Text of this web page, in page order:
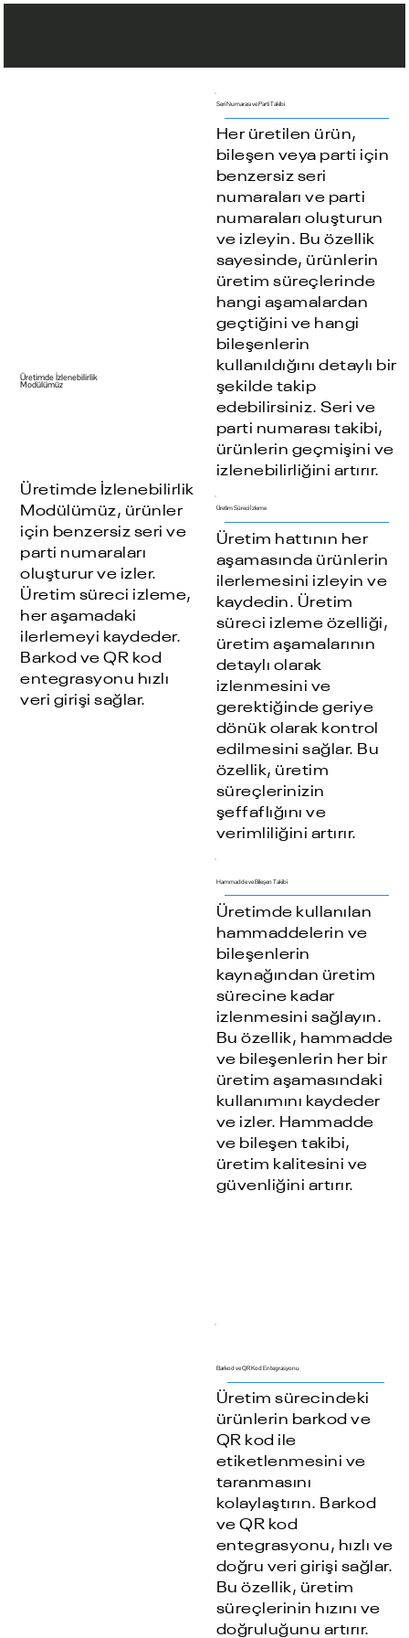
Üretimde İzlenebilirlik
Modülümüz
Üretimde İzlenebilirlik
Modülümüz, ürünler
için benzersiz seri ve
parti numaraları
oluşturur ve izler.
Üretim süreci izleme,
her aşamadaki
ilerlemeyi kaydeder.
Barkod ve QR kod
entegrasyonu hızlı
veri girişi sağlar.
Seri Numarası ve Parti Takibi
Her üretilen ürün,
bileşen veya parti için
benzersiz seri
numaraları ve parti
numaraları oluşturun
ve izleyin. Bu özellik
sayesinde, ürünlerin
üretim süreçlerinde
hangi aşamalardan
geçtiğini ve hangi
bileşenlerin
kullanıldığını detaylı bir
şekilde takip
edebilirsiniz. Seri ve
parti numarası takibi,
ürünlerin geçmişini ve
izlenebilirliğini artırır.
Üretim Süreci İzleme
Üretim hattının her
aşamasında ürünlerin
ilerlemesini izleyin ve
kaydedin. Üretim
süreci izleme özelliği,
üretim aşamalarının
detaylı olarak
izlenmesini ve
gerektiğinde geriye
dönük olarak kontrol
edilmesini sağlar. Bu
özellik, üretim
süreçlerinizin
şeffaflığını ve
verimliliğini artırır.
Hammadde ve Bileşen Takibi
Üretimde kullanılan
hammaddelerin ve
bileşenlerin
kaynağından üretim
sürecine kadar
izlenmesini sağlayın.
Bu özellik, hammadde
ve bileşenlerin her bir
üretim aşamasındaki
kullanımını kaydeder
ve izler. Hammadde
ve bileşen takibi,
üretim kalitesini ve
güvenliğini artırır.
Barkod ve QR Kod Entegrasyonu
Üretim sürecindeki
ürünlerin barkod ve
QR kod ile
etiketlenmesini ve
taranmasını
kolaylaştırın. Barkod
ve QR kod
entegrasyonu, hızlı ve
doğru veri girişi sağlar.
Bu özellik, üretim
süreçlerinin hızını ve
doğruluğunu artırır.